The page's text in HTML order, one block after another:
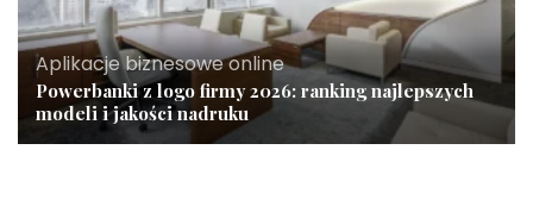
Aplikacje biznesowe online
Powerbanki z logo firmy 2026: ranking najlepszych
modeli i jakości nadruku